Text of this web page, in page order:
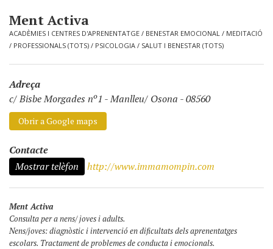
Ment Activa
ACADÈMIES I CENTRES D'APRENENTATGE / BENESTAR EMOCIONAL / MEDITACIÓ
/ PROFESSIONALS (TOTS) / PSICOLOGIA / SALUT I BENESTAR (TOTS)
Adreça
c/ Bisbe Morgades nº1 -Manlleu/ Osona - 08560
Obrir a Google maps
Contacte
Mostrar telèfon
http://www.immamompin.com
Ment Activa
Consulta per a nens/ joves i adults.
Nens/joves: diagnòstic i intervenció en dificultats dels aprenentatges
escolars. Tractament de problemes de conducta i emocionals.